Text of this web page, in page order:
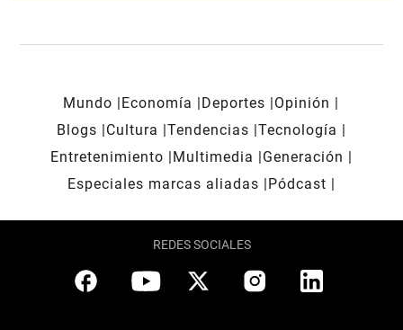
Mundo Economía Deportes
Opinión
Blogs
Cultura Tendencias Tecnología
Entretenimiento
Multimedia
Generación
Especiales marcas aliadas
Pódcast
REDES SOCIALES